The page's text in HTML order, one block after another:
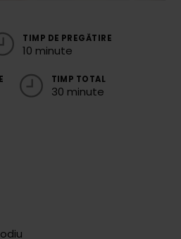
TIMP DE PREGĂTIRE
10 minute
TIMP TOTAL
30 minute